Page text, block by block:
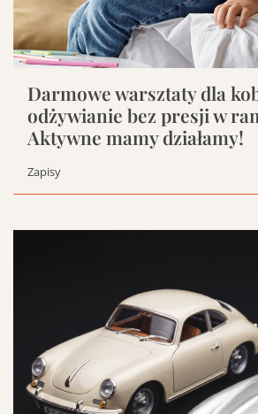
Darmowe warsztaty dla
odżywianie bez presji w
Aktywne mamy działamy!
Zapisy